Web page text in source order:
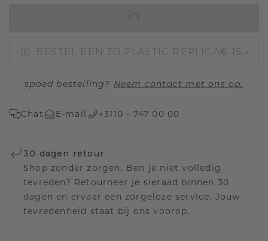
BESTEL EEN 3D PLASTIC REPLICA€ 15,-
spoed bestelling? Neem contact met ons op.
Chat E-mail +3110 - 747 00 00
30 dagen retour
Shop zonder zorgen. Ben je niet volledig
tevreden? Retourneer je sieraad binnen 30
dagen en ervaar een zorgeloze service. Jouw
tevredenheid staat bij ons voorop.